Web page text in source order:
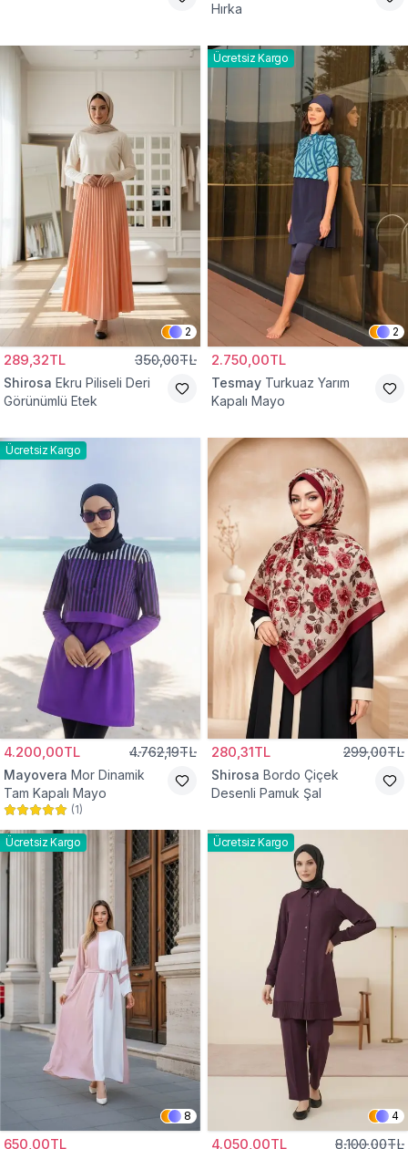
Hırka
2
289,32TL 350,00TL
Shirosa Ekru Piliseli Deri
Görünümlü Etek
Ücretsiz Kargo
2
2.750,00TL
Tesmay Turkuaz Yarım
Kapalı Mayo
Ücretsiz Kargo
4.200,00TL 4.762,19TL
Mayovera Mor Dinamik
Tam Kapalı Mayo
(1)
280,31TL 299,00TL
Shirosa Bordo Çiçek
Desenli Pamuk Şal
Ücretsiz Kargo
8
650,00TL
Ücretsiz Kargo
4
4.050,00TL 8.100,00TL